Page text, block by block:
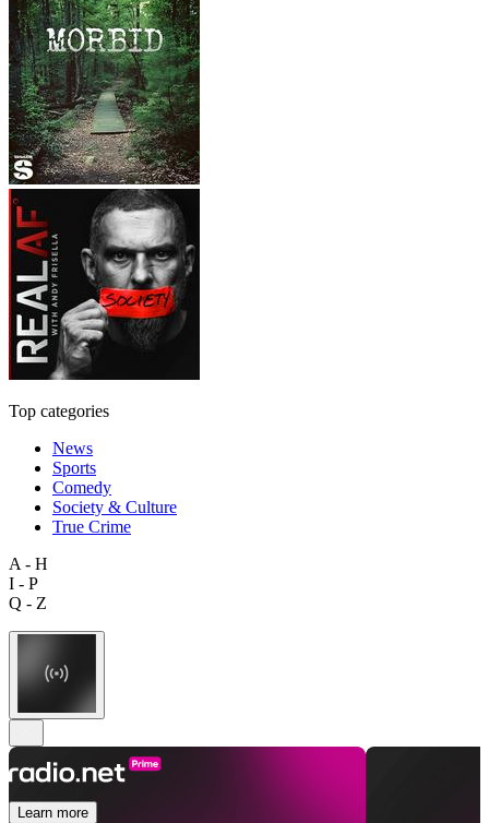
Top categories
News
Sports
Comedy
Society & Culture
True Crime
A - H
I - P
Q - Z
Learn more